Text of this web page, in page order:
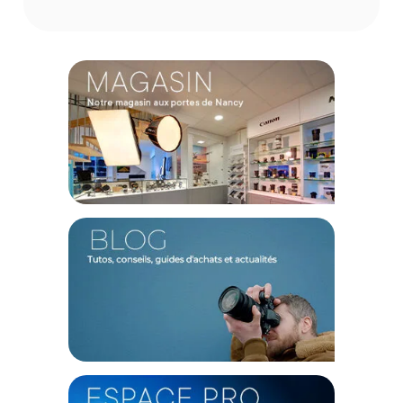
sujets. Le TL180 a une batterie au lithium intégrée permettent
un fonctionnement jusqu’à 160 minutes avec une luminosité
de 100 % sur une charge complète. La production est donc
fiable et sans interruption.
De nombreux réglages disponibles
Soyez créatifs en ajoutant de l'ambiance et de la profondeur
à vos scènes avec le TL180 grâce à ses nombreux réglages
sont réglables. 40 gels de couleur sont également prédéfinis.
Affinez également le teint de la peau grâce à sa gamme de
température de couleur allant de 2700K à 6500K.
Avec divers accessoires inclus qui permettent de monter le
tube à de nombreux endroits et avec la direction que vous
souhaitez. De plus, empilez plusieurs lumières ensemble
pour une source plus grande ou créez des motifs
géométriques innovants. Utilisé comme pinceau dans le light